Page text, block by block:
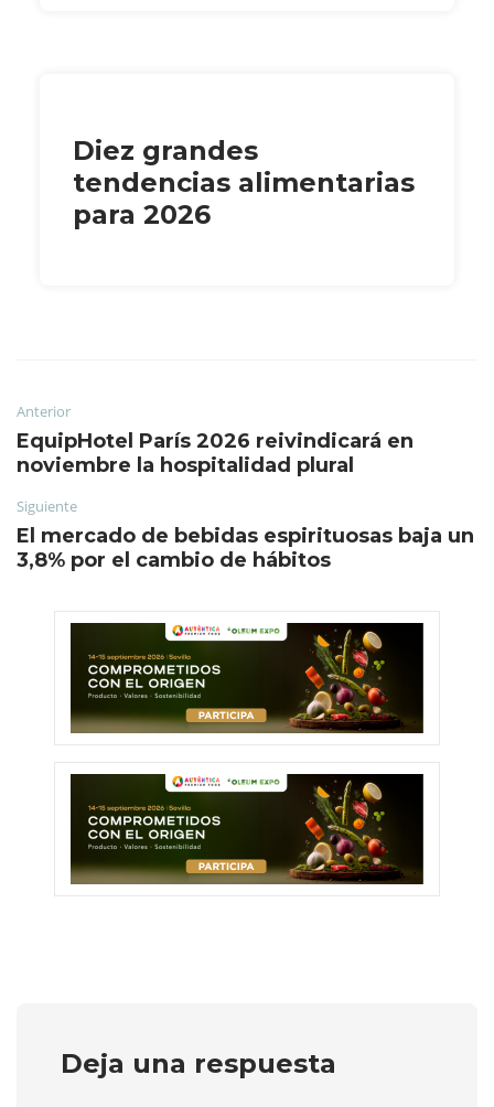
Diez grandes
tendencias alimentarias
para 2026
Anterior
EquipHotel París 2026 reivindicará en
noviembre la hospitalidad plural
Siguiente
El mercado de bebidas espirituosas baja un
3,8% por el cambio de hábitos
Deja una respuesta